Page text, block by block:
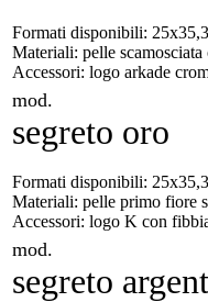
Formati disponibili:
Materiali: pelle
Accessori: logo arkade
mod.
segreto oro
Formati disponibili:
Materiali: pelle primo fiore
Accessori: logo K con
mod.
segreto